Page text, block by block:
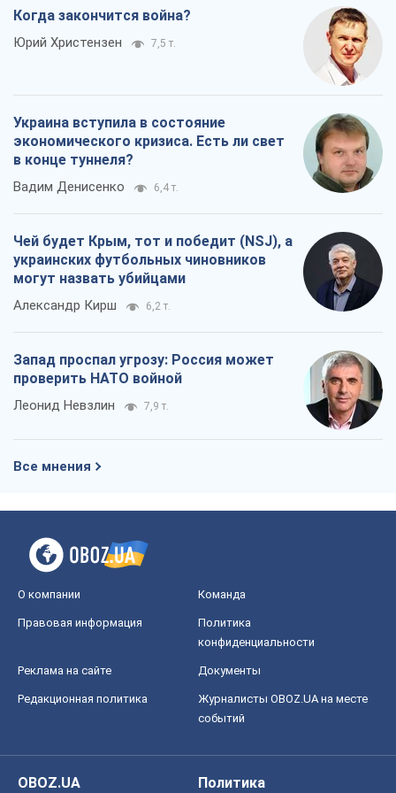
Когда закончится война?
Юрий Христензен 7,5 т.
Украина вступила в состояние
экономического кризиса. Есть ли свет
в конце туннеля?
Вадим Денисенко 6,4 т.
Чей будет Крым, тот и победит (NSJ), а
украинских футбольных чиновников
могут назвать убийцами
Александр Кирш 6,2 т.
Запад проспал угрозу: Россия может
проверить НАТО войной
Леонид Невзлин 7,9 т.
Все мнения
О компании Команда
Правовая информация
Политика
конфиденциальности
Реклама на сайте Документы
Редакционная политика
Журналисты OBOZ.UA на месте
событий
OBOZ.UA
Политика